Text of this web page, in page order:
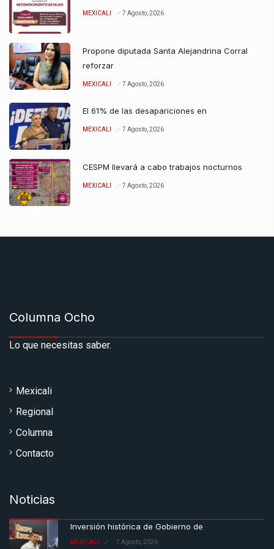
MEXICALI 7 Agosto, 2026
Propone diputada Santa Alejandrina Corral
reforzar
MEXICALI 7 Agosto, 2026
El 61% de las desapariciones en
MEXICALI 7 Agosto, 2026
CESPM llevará a cabo trabajos nocturnos
MEXICALI 7 Agosto, 2026
Columna Ocho
Lo que necesitas saber.
Mexicali
Regional
Columna
Contacto
Noticias
Inversión histórica de Gobierno de
MEXICALI 7 Agosto, 2026